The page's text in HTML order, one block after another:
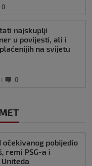
0
najskuplji
u povijesti, ali i
na svijetu
0
očekivanog pobijedio
remi PSG-a i